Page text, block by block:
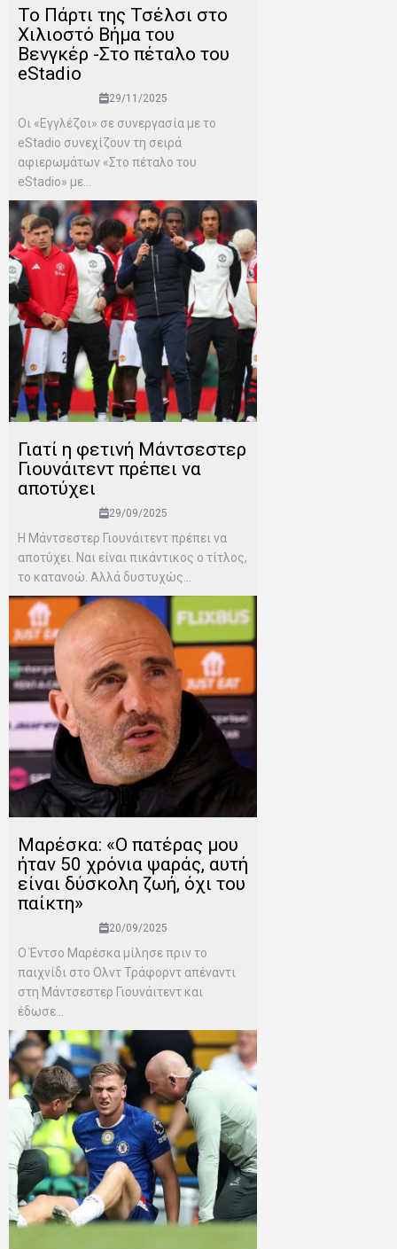
To Πάρτι της Τσέλσι στο
Χιλιοστό Βήμα του
Βενγκέρ -Στο πέταλο του
eStadio
29/11/2025
Οι «Εγγλέζοι» σε συνεργασία με το
eStadio συνεχίζουν τη σειρά
αφιερωμάτων «Στο πέταλο του
eStadio» με...
Γιατί η φετινή Μάντσεστερ
Γιουνάιτεντ πρέπει να
αποτύχει
29/09/2025
Η Μάντσεστερ Γιουνάιτεντ πρέπει να
αποτύχει. Ναι είναι πικάντικος ο τίτλος,
το κατανοώ. Αλλά δυστυχώς...
Μαρέσκα: «Ο πατέρας μου
ήταν 50 χρόνια ψαράς, αυτή
είναι δύσκολη ζωή, όχι του
παίκτη»
20/09/2025
Ο Έντσο Μαρέσκα μίλησε πριν το
παιχνίδι στο Ολντ Τράφορντ απέναντι
στη Μάντσεστερ Γιουνάιτεντ και
έδωσε...